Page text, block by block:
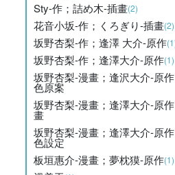
Sty-作；詰め木-插畫(2)
花音小坂-作；くろぎり-插畫(2)
坂野杏梨-作；逢澤 大介-原作
坂野杏梨-作；逢澤大介-原作(1)
坂野杏梨-漫畫；逢沢大介-原
色原案
坂野杏梨-漫畫；逢澤大介-原
畫
坂野杏梨-漫畫；逢澤大介-原
色設定
板垣惠介-漫畫；夢枕獏-原作(1)